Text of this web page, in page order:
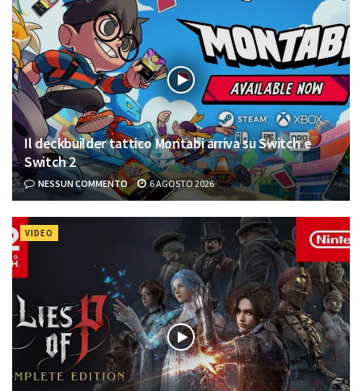
Il deckbuilder tattico Montabi arriva su Switch e
Switch 2
NESSUN COMMENTO 6 AGOSTO 2026
VIDEO